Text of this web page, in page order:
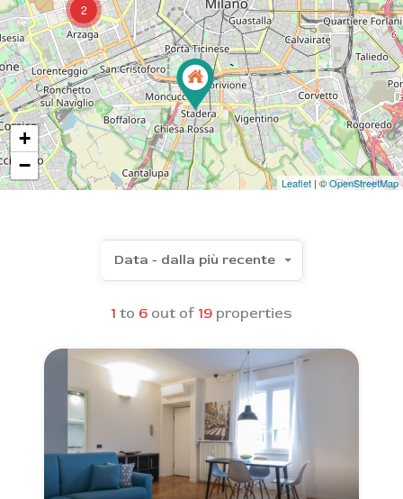
2
+
−
Leaflet | ©OpenStreetMap
1 to 6 out of 19 properties
Data - dalla più recente